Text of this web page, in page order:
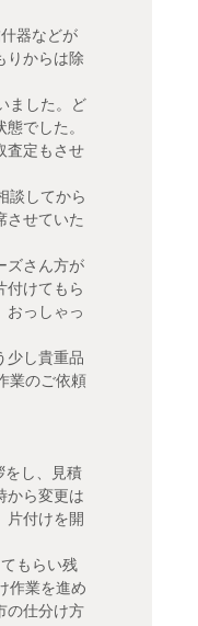
器などが
りからは除
ました。ど
でした。
査定もさせ
談してから
させていた
ズさん方が
付けてもら
おっしゃっ
少し貴重品
業のご依頼
をし、見積
から変更は
片付けを開
もらい残
作業を進め
の仕分け方